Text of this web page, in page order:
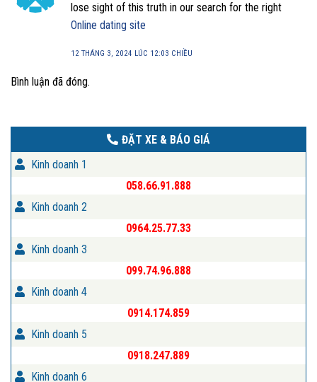
lose sight of this truth in our search for the right
Online dating site
12 THÁNG 3, 2024 LÚC 12:03 CHIỀU
Bình luận đã đóng.
ĐẶT XE & BÁO GIÁ
Kinh doanh 1
058.66.91.888
Kinh doanh 2
0964.25.77.33
Kinh doanh 3
099.74.96.888
Kinh doanh 4
0914.174.859
Kinh doanh 5
0918.247.889
Kinh doanh 6